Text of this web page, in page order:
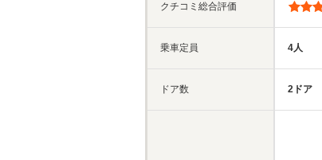
クチコミ総合評価
乗車定員
ドア数
4人
2ドア